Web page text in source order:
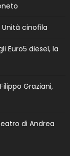
Unità cinofila
Euro5 diesel, la
Graziani,
di Andrea